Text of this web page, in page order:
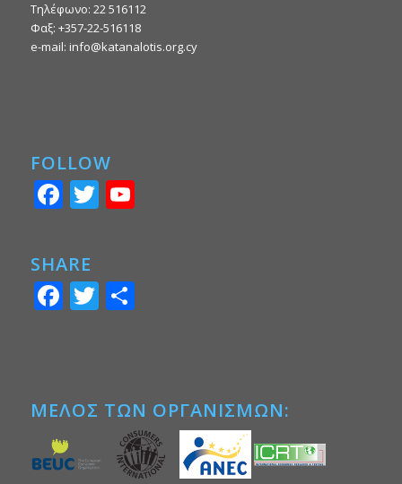
Τηλέφωνο: 22 516112
Φαξ: +357-22-516118
e-mail: info@katanalotis.org.cy
FOLLOW
Facebook
Twitter
YouTube
SHARE
Facebook
Twitter
Μοιραστείτε
ΜΕΛΟΣ ΤΩΝ ΟΡΓΑΝΙΣΜΩΝ: